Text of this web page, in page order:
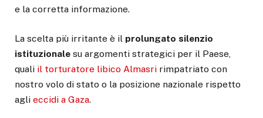
e la corretta informazione.
La scelta più irritante è il prolungato silenzio
istituzionale su argomenti strategici per il Paese,
quali il torturatore libico Almasri rimpatriato con
nostro volo di stato o la posizione nazionale rispetto
agli eccidi a Gaza.